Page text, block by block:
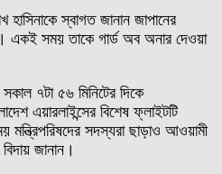
হাসিনাকে স্বাগত জানান জাপানের
একই সময় তাকে গার্ড অব অনার দেওয়া
৭টা ৫৬ মিনিটের দিকে
এয়ারলাইন্সের বিশেষ ফ্লাইটটি
মন্ত্রিপরিষদের সদস্যরা ছাড়াও আওয়ামী
বিদায় জানান।